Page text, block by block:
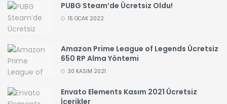
PUBG Steam’de Ücretsiz Oldu!
15 OCAK 2022
Amazon Prime League of Legends Ücretsiz
650 RP Alma Yöntemi
30 KASIM 2021
Envato Elements Kasım 2021 Ücretsiz
İçerikler